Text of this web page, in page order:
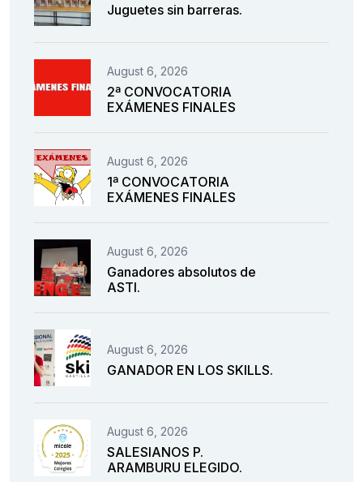
Juguetes sin barreras.
August 6, 2026
2ª CONVOCATORIA
EXÁMENES FINALES
August 6, 2026
1ª CONVOCATORIA
EXÁMENES FINALES
August 6, 2026
Ganadores absolutos de
ASTI.
August 6, 2026
GANADOR EN LOS SKILLS.
August 6, 2026
SALESIANOS P.
ARAMBURU ELEGIDO.